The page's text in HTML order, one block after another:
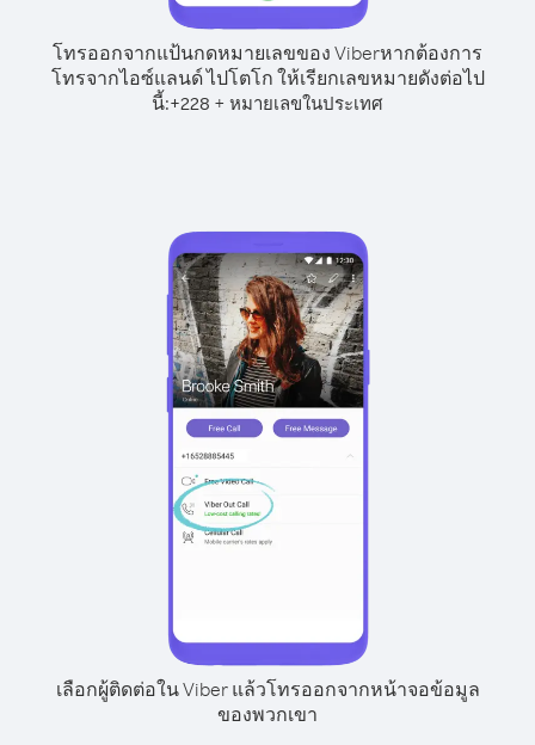
โทรออกจากแป้นกดหมายเลขของ Viberหากต้องการ
โทรจากไอซ์แลนด์ ไปโตโก ให้เรียกเลขหมายดังต่อไป
นี้:+228 + หมายเลขในประเทศ
เลือกผู้ติดต่อใน Viber แล้วโทรออกจากหน้าจอข้อมูล
ของพวกเขา